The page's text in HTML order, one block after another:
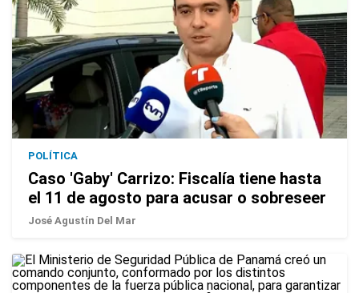
POLÍTICA
Caso 'Gaby' Carrizo: Fiscalía tiene hasta
el 11 de agosto para acusar o sobreseer
José Agustín Del Mar